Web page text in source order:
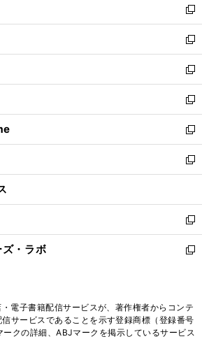
く
で
開
く
ド
ウ
で
開
く
ィ
ン
ド
ウ
で
開
く
い
ウ
ィ
ン
ド
ウ
で
開
く
新
し
い
ウ
ィ
ン
ド
ウ
で
開
く
新
し
い
ウ
ィ
ン
ド
ウ
で
開
新
し
い
ウ
ィ
ン
ド
ウ
開
く
新
し
い
ウ
ィ
ン
ウ
で
開
く
新
し
い
ウ
ン
ド
ウ
で
新
し
ウ
ィ
ン
ド
く
新
し
い
ド
ウ
で
・ラボ
新
ィ
ン
電子書籍配信サービスが、著作権者からコンテ
サービスであることを示す登録商標（登録番号
クの詳細、ABJマークを掲示しているサービス